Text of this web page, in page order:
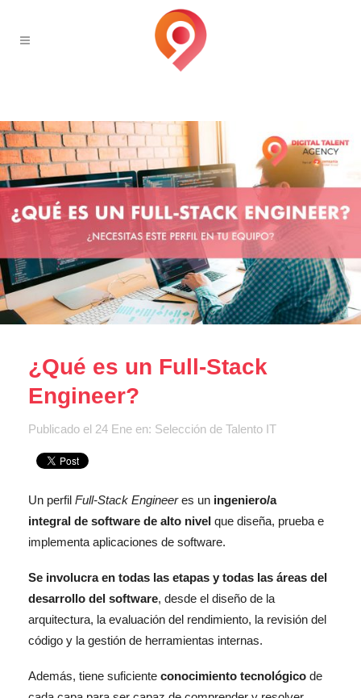
¿Qué es un Full-Stack
Engineer?
Publicado el 24 Ene en: Selección de Talento IT
Un perfil Full-Stack Engineeres un ingeniero/a
integral de software de alto nivel que diseña, prueba e
implementa aplicaciones de software.
Se involucra en todas las etapas y todas las áreas del
desarrollo del software, desde el diseño de la
arquitectura, la evaluación del rendimiento, la revisión del
código y la gestión de herramientas internas.
Además, tiene suficiente conocimiento tecnológico de